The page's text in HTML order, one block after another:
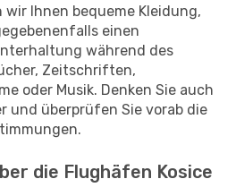
Ihnen bequeme Kleidung,
einen
während des
Zeitschriften,
oder Musik. Denken Sie auch
und überprüfen Sie vorab die
die Flughäfen Kosice